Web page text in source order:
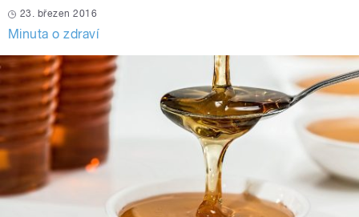
23. březen 2016
Minuta o zdraví